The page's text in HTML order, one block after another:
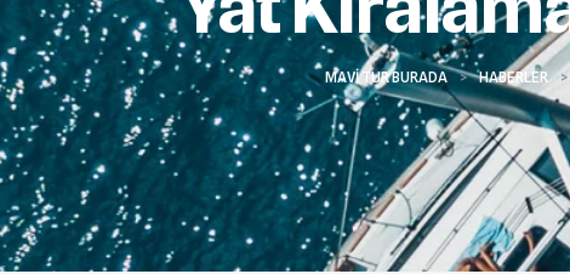
MAVI TUR BURADA > HABERLER >